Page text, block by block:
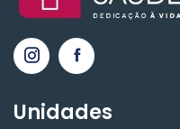
Unidades